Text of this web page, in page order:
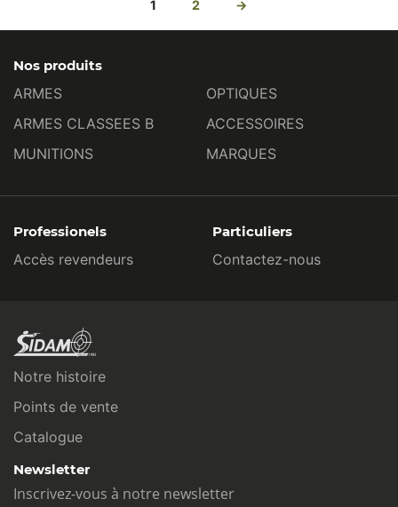
1 2 →
Nos produits
ARMES
ARMES CLASSEES B
MUNITIONS
OPTIQUES
ACCESSOIRES
MARQUES
Professionels
Accès revendeurs
Particuliers
Contactez-nous
Notre histoire
Points de vente
Catalogue
Newsletter
Inscrivez-vous à notre newsletter